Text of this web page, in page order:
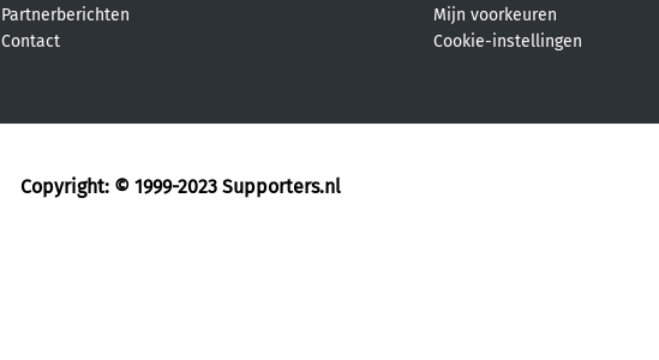
Partnerberichten
Contact
Mijn voorkeuren
Cookie-instellingen
Copyright: © 1999-2023 Supporters.nl